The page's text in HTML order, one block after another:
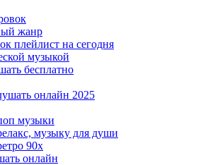
жанр
плейлист на сегодня
музыкой
бесплатно
онлайн 2025
музыки
музыку для души
90х
онлайн